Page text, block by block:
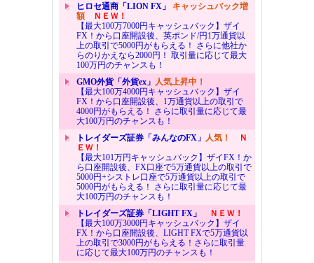
ヒロセ通商「LION FX」 キャッシュバック増
額ＮＥＷ！
【最大100万7000円キャッシュバック】ザイ
FX！から口座開設後、英ポンド/円1万通貨以
上の取引で5000円がもらえる！ さらに他社か
らのりかえなら2000円！ 取引量に応じて最大
100万円のチャンスも！
GMO外貨「外貨ex」 人気上昇中！
【最大100万4000円キャッシュバック】ザイ
FX！から口座開設後、1万通貨以上の取引で
4000円がもらえる！ さらに取引量に応じて最
大100万円のチャンスも！
トレイダーズ証券「みんなのFX」 人気！
Ｎ
ＥＷ！
【最大101万円キャッシュバック】ザイFX！か
ら口座開設後、FX口座で5万通貨以上の取引で
5000円+シストレ口座で5万通貨以上の取引で
5000円がもらえる！ さらに取引量に応じて最
大100万円のチャンスも！
トレイダーズ証券「LIGHT FX」
ＮＥＷ！
【最大100万3000円キャッシュバック】ザイ
FX！から口座開設後、LIGHT FXで5万通貨以
上の取引で3000円がもらえる！さらに取引量
に応じて最大100万円のチャンスも！